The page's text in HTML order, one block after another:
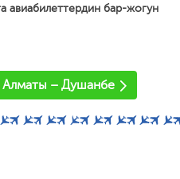
авиабилеттердин бар-жогун
Алматы – Душанбе